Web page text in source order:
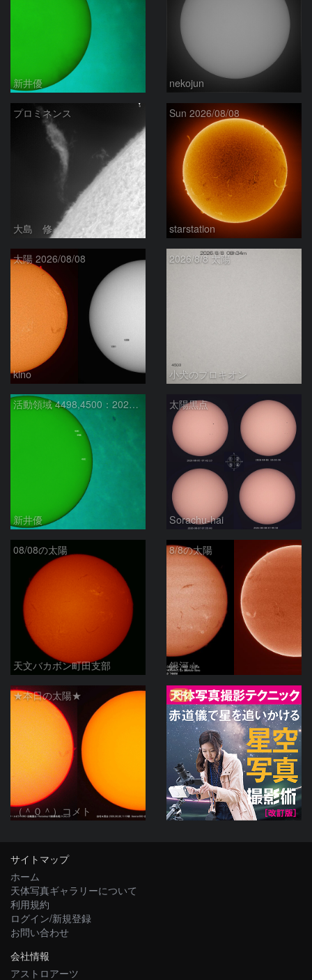
新井優 nekojun
プロミネンス
大島 修
Sun 2026/08/08
starstation
太陽 2026/08/08
kino
2026/8/8 太陽
小犬のプロキオン
活動領域 4498,4500：2026/08/08
新井優
太陽黒点
Sorachu-hai
08/08の太陽
天文バカボン町田支部
8/8の太陽
銀河☆
★本日の太陽★
（＾０＾）コメト
PR
サイトマップ
ホーム
天体写真ギャラリーについて
利用規約
ログイン/新規登録
お問い合わせ
会社情報
アストロアーツ